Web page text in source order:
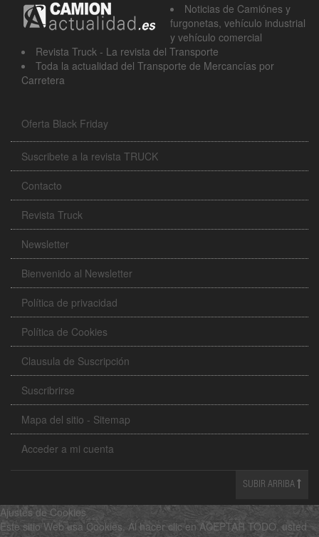
Noticias de Camiónes y
furgonetas, vehículo industrial
y vehículo comercial
Revista Truck - La revista del Transporte
Toda la actualidad del Transporte de Mercancías por
Carretera
Oferta Black Friday
Suscribete a la revista TRUCK
Contacto
Revista Truck
Newsletter
Bienvenido al Newsletter
Política de privacidad
Política de Cookies
Clausula de Suscripción
Suscribrirse
Mapa del sitio - Sitemap
Acceder a mi cuenta
SUBIR ARRIBA
Ajustes de Cookies
Este sitio Web usa Cookies. Al hacer clic en ACEPTAR TODO, usted